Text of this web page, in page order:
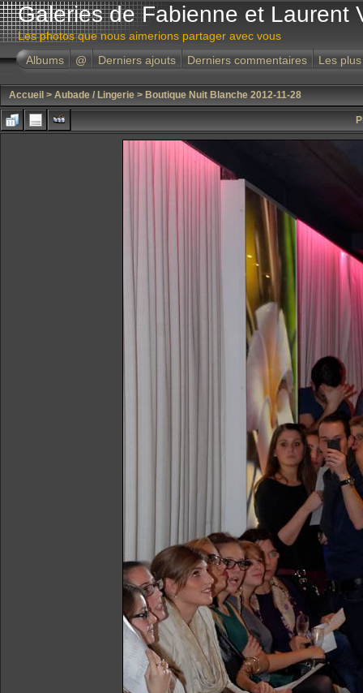
Galeries de Fabienne et Laurent
Les photos que nous aimerions partager avec vous
Albums
@ Derniers ajouts Derniers commentaires Les
Accueil > Aubade / Lingerie > Boutique Nuit Blanche 2012-11-28